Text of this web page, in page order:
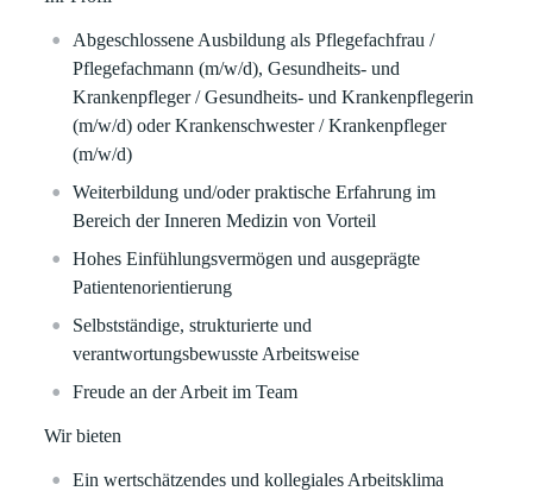
Abgeschlossene Ausbildung als Pflegefachfrau /
Pflegefachmann (m/w/d), Gesundheits- und
Krankenpfleger / Gesundheits- und Krankenpflegerin
(m/w/d) oder Krankenschwester / Krankenpfleger
(m/w/d)
Weiterbildung und/oder praktische Erfahrung im
Bereich der Inneren Medizin von Vorteil
Hohes Einfühlungsvermögen und ausgeprägte
Patientenorientierung
Selbstständige, strukturierte und
verantwortungsbewusste Arbeitsweise
Freude an der Arbeit im Team
Wir bieten
Einwertschätzendes undkollegiales Arbeitsklima